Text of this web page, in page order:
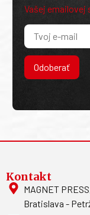
Vašej emailovej
Odoberať
Kontakt
MAGNET
Bratislava -